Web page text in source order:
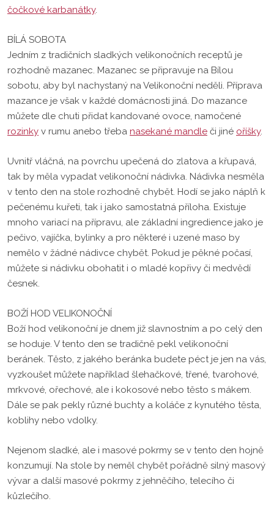
čočkové karbanátky.
BÍLÁ SOBOTA
Jedním z tradičních sladkých velikonočních receptů je
rozhodně mazanec. Mazanec se připravuje na Bílou
sobotu, aby byl nachystaný na Velikonoční neděli. Příprava
mazance je však v každé domácnosti jiná. Do mazance
můžete dle chuti přidat kandované ovoce, namočené
rozinky v rumu anebo třeba nasekané mandle či jiné oříšky.
Uvnitř vláčná, na povrchu upečená do zlatova a křupavá,
tak by měla vypadat velikonoční nádivka. Nádivka nesměla
v tento den na stole rozhodně chybět. Hodí se jako náplň k
pečenému kuřeti, tak i jako samostatná příloha. Existuje
mnoho variací na přípravu, ale základní ingredience jako je
pečivo, vajíčka, bylinky a pro některé i uzené maso by
nemělo v žádné nádivce chybět. Pokud je pěkné počasí,
můžete si nádivku obohatit i o mladé kopřivy či medvědí
česnek.
BOŽÍ HOD VELIKONOČNÍ
Boží hod velikonoční je dnem již slavnostním a po celý den
se hoduje. V tento den se tradičně pekl velikonoční
beránek. Těsto, z jakého beránka budete péct je jen na vás,
vyzkoušet můžete například šlehačkové, třené, tvarohové,
mrkvové, ořechové, ale i kokosové nebo těsto s mákem.
Dále se pak pekly různé buchty a koláče z kynutého těsta,
koblihy nebo vdolky.
Nejenom sladké, ale i masové pokrmy se v tento den hojně
konzumují. Na stole by neměl chybět pořádně silný masový
vývar a další masové pokrmy z jehněčího, telecího či
kůzlečího.